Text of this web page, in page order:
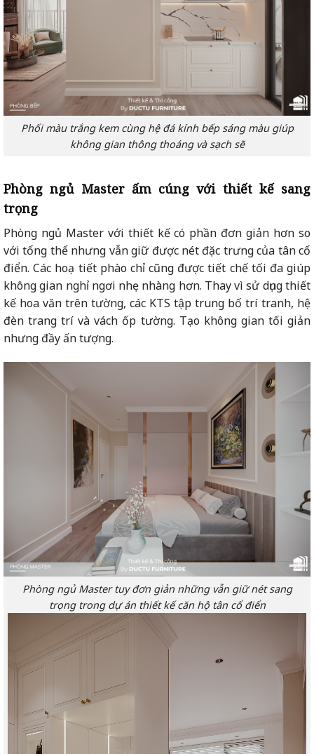
Phối màu trắng kem cùng hệ đá kính bếp sáng màu giúp
không gian thông thoáng và sạch sẽ
Phòng ngủ Master ấm cúng với thiết kế sang
trọng
Phòng ngủ Master với thiết kế có phần đơn giản hơn so
với tổng thể nhưng vẫn giữ được nét đặc trưng của tân cổ
điển. Các hoạ tiết phào chỉ cũng được tiết chế tối đa giúp
không gian nghỉ ngơi nhẹ nhàng hơn. Thay vì sử dụng thiết
kế hoa văn trên tường, các KTS tập trung bố trí tranh, hệ
đèn trang trí và vách ốp tường. Tạo không gian tối giản
nhưng đầy ấn tượng.
Phòng ngủ Master tuy đơn giản những vẫn giữ nét sang
trọng trong dự án thiết kế căn hộ tân cổ điển